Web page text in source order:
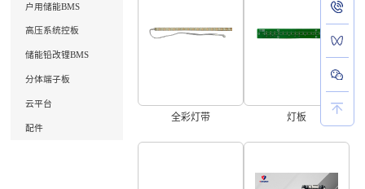
户用储能BMS
高压系统控板
储能铅改锂BMS
分体端子板
云平台
配件
全彩灯带 灯板